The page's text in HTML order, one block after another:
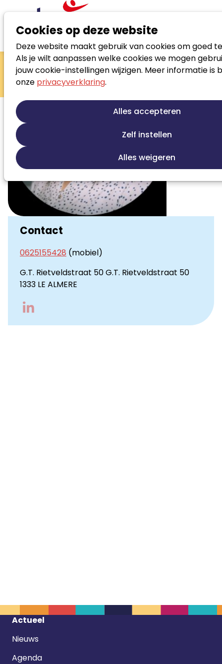
Cookies op deze website
Deze website maakt gebruik van cookies om goed
Als je wilt aanpassen welke cookies we mogen
jouw cookie-instellingen wijzigen. Meer informatie is
onze privacyverklaring.
Alles accepteren
Zelf instellen
Alles weigeren
Zoek loopbaanspecialist
Sabah el
Khabazi
Contact
0625155428 (mobiel)
G.T. Rietveldstraat 50 G.T. Rietveldstraat 50
1333 LE ALMERE
Footer
Actueel
Nieuws
Agenda